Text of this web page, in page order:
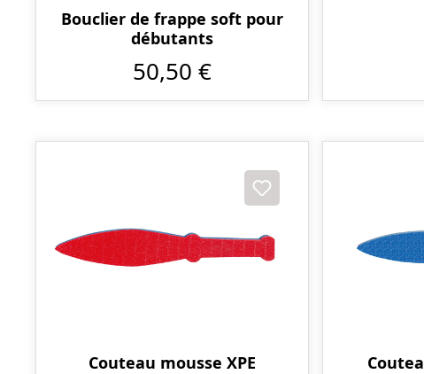
Bouclier de frappe soft pour
débutants
50,50 €
Couteau mousse XPE